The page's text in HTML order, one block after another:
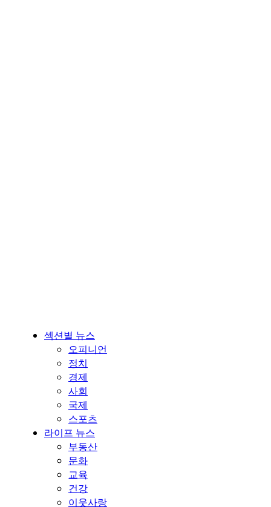
섹션별 뉴스
오피니언
정치
경제
사회
국제
스포츠
라이프 뉴스
부동산
문화
교육
건강
이웃사랑